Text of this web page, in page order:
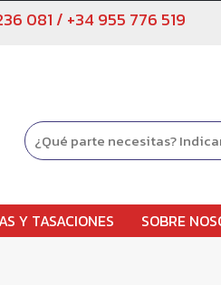
081 / +34 955 776 519
Y TASACIONES SOBRE